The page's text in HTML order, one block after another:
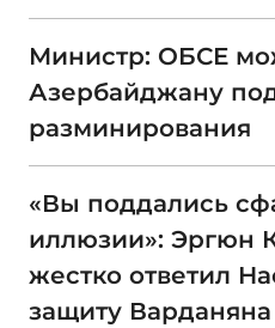
Министр: ОБСЕ
Азербайджану
разминирования
«Вы поддались
иллюзии»: Эргюн
жестко ответил
защиту Варданяна